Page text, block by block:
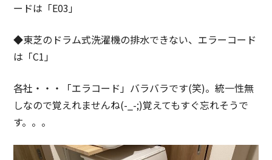
ードは「E03」
◆東芝のドラム式洗濯機の排水できない、エラーコード
は「C1」
各社・・・「エラコード」バラバラです(笑)。統一性無
しなので覚えれませんね(-_-;)覚えてもすぐ忘れそうで
す。。。